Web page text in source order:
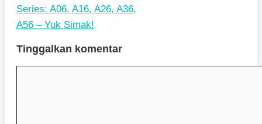
Series: A06, A16, A26, A36,
A56 – Yuk Simak!
Tinggalkan komentar